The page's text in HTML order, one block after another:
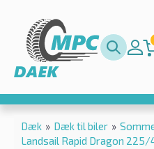
Dæk » Dæk til biler »
Landsail Rapid Dragon 225/